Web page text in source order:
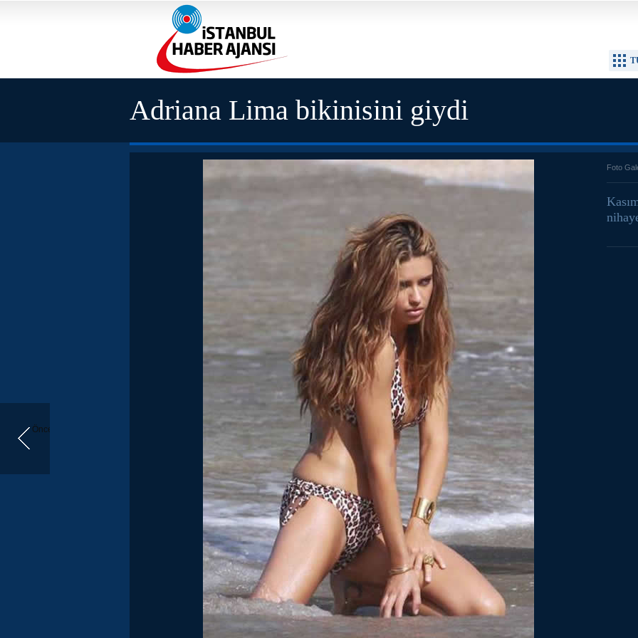
Önceki
Adriana Lima bikinisini giydi
Foto